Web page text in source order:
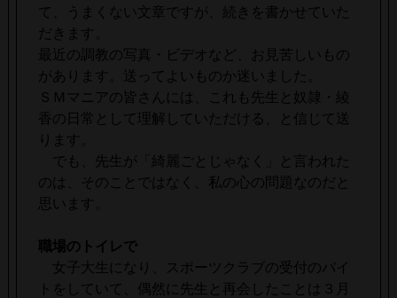
て、うまくない文章ですが、続きを書かせていた
だきます。
最近の調教の写真・ビデオなど、お見苦しいもの
があります。送ってよいものか迷いました。
ＳＭマニアの皆さんには、これも先生と奴隷・綾
香の日常として理解していただける、と信じて送
ります。
でも、先生が「綺麗ごとじゃなく」と言われた
のは、そのことではなく、私の心の問題なのだと
思います。
職場のトイレで
女子大生になり、スポーツクラブの受付のバイ
トをしていて、偶然に先生と再会したことは３月